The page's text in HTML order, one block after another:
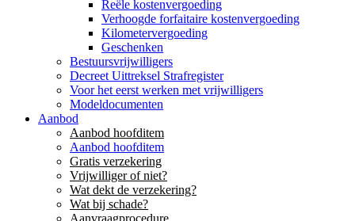
Reële kostenvergoeding
Verhoogde forfaitaire kostenvergoeding
Kilometervergoeding
Geschenken
Bestuursvrijwilligers
Decreet Uittreksel Strafregister
Voor het eerst werken met vrijwilligers
Modeldocumenten
Aanbod
Aanbod hoofditem
Aanbod hoofditem
Gratis verzekering
Vrijwilliger of niet?
Wat dekt de verzekering?
Wat bij schade?
Aanvraagprocedure